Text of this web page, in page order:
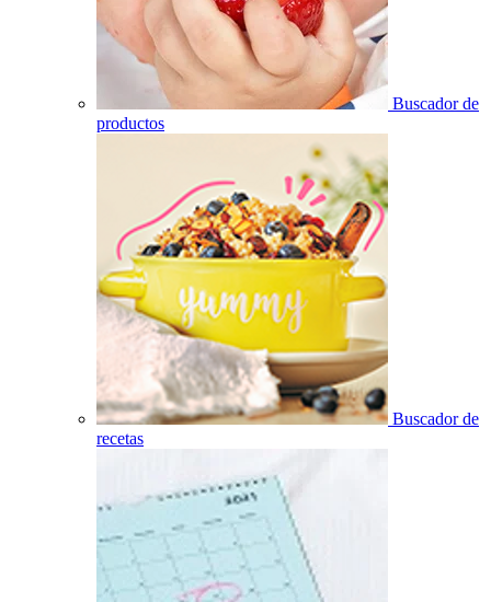
Buscador de
productos
Buscador de
recetas